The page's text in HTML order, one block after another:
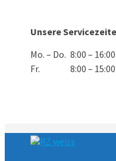
Unsere
Mo. – Do. 8:00 –
Fr.
8:00 –